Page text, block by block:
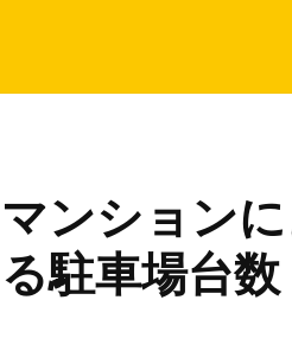
マンション
る駐車場台数